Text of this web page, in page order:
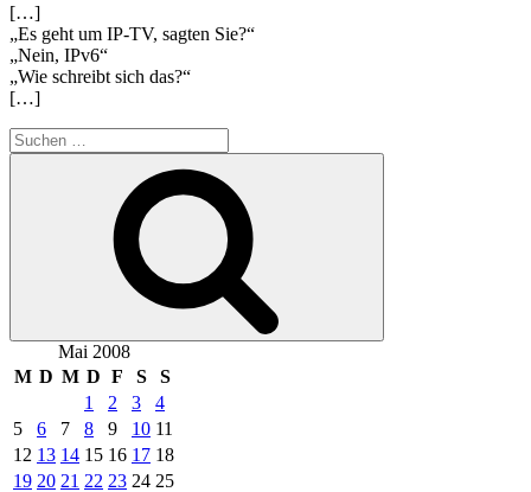
[…]
„Es geht um IP-TV, sagten Sie?“
„Nein, IPv6“
„Wie schreibt sich das?“
[…]
Suchen
nach:
Mai 2008
M D M D F S
S
1
2 3
4
5
6 7 8 9 10 11
12 13 14 15 16 17 18
19 20 21 22 23 24 25